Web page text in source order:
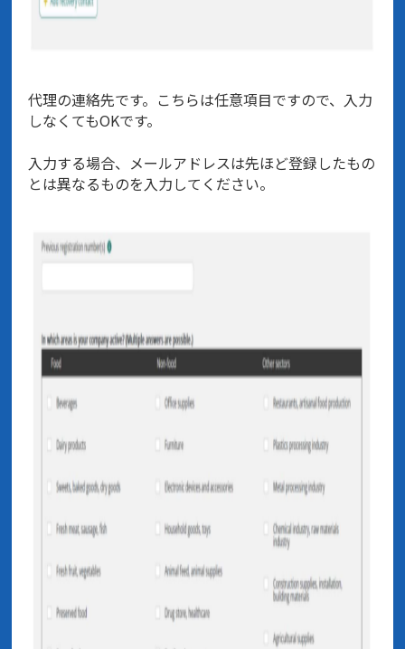
代理の連絡先です。こちらは任意項目ですので、入力
しなくてもOKです。
入力する場合、メールアドレスは先ほど登録したもの
とは異なるものを入力してください。